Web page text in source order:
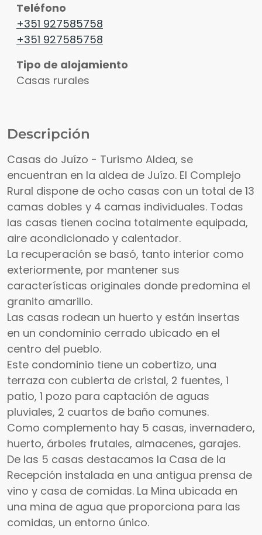
Teléfono
+351 927585758
+351 927585758
Tipo de alojamiento
Casas rurales
Descripción
Casas do Juízo - Turismo Aldea, se
encuentran en la aldea de Juízo. El Complejo
Rural dispone de ocho casas con un total de 13
camas dobles y 4 camas individuales. Todas
las casas tienen cocina totalmente equipada,
aire acondicionado y calentador.
La recuperación se basó, tanto interior como
exteriormente, por mantener sus
características originales donde predomina el
granito amarillo.
Las casas rodean un huerto y están insertas
en un condominio cerrado ubicado en el
centro del pueblo.
Este condominio tiene un cobertizo, una
terraza con cubierta de cristal, 2 fuentes, 1
patio, 1 pozo para captación de aguas
pluviales, 2 cuartos de baño comunes.
Como complemento hay 5 casas, invernadero,
huerto, árboles frutales, almacenes, garajes.
De las 5 casas destacamos la Casa de la
Recepción instalada en una antigua prensa de
vino y casa de comidas. La Mina ubicada en
una mina de agua que proporciona para las
comidas, un entorno único.